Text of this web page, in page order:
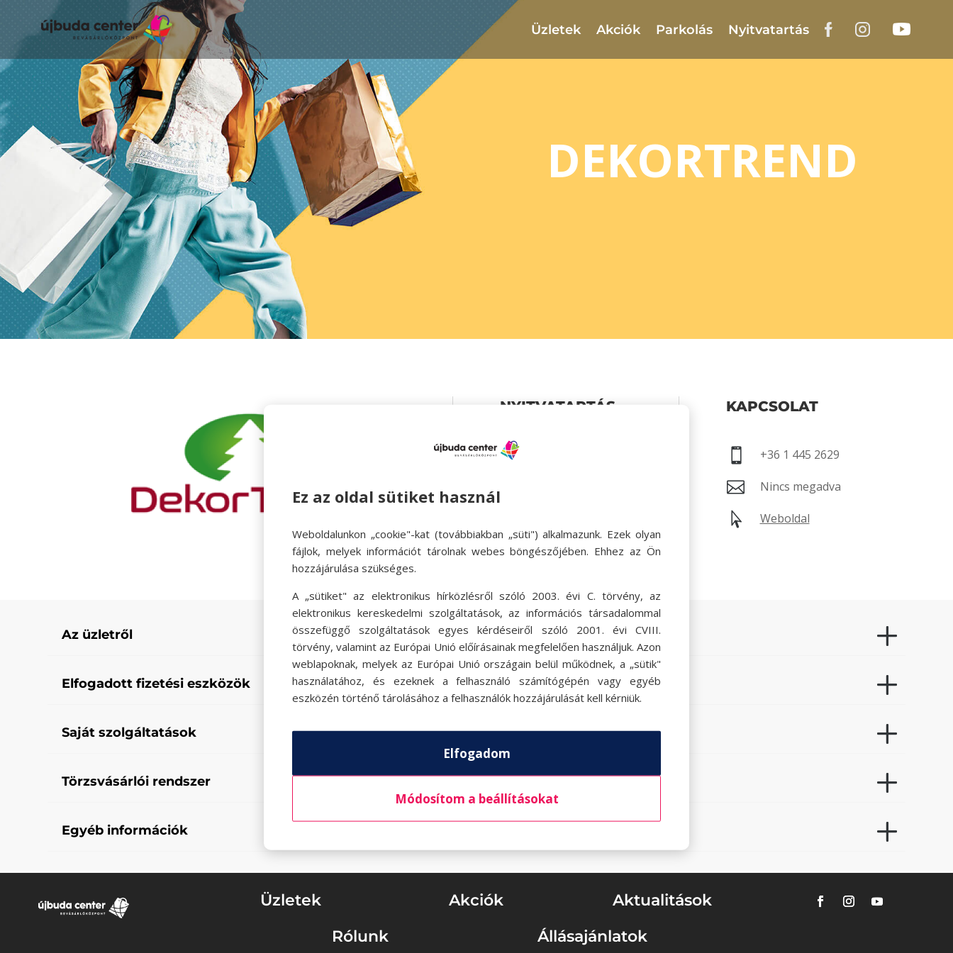
Üzletek Akciók Parkolás Nyitvatartás
DEKORTREND
NYITVATARTÁS

KAPCSOLAT
 +36 1 445 2629
 Nincs megadva
 Weboldal
Az üzletről
Elfogadott fizetési eszközök
Saját szolgáltatások
Törzsvásárlói rendszer
Egyéb információk
Üzletek Akciók
Aktualitások
Rólunk
Állásajánlatok
Ez az oldal sütiket használ
Weboldalunkon „cookie"-kat (továbbiakban „süti") alkalmazunk. Ezek olyan
fájlok, melyek információt tárolnak webes böngészőjében. Ehhez az Ön
hozzájárulása szükséges.
A „sütiket" az elektronikus hírközlésről szóló 2003. évi C. törvény, az
elektronikus kereskedelmi szolgáltatások, az információs társadalommal
összefüggő szolgáltatások egyes kérdéseiről szóló 2001. évi CVIII.
törvény, valamint az Európai Unió előírásainak megfelelően használjuk. Azon
weblapoknak, melyek az Európai Unió országain belül működnek, a „sütik"
használatához, és ezeknek a felhasználó számítógépén vagy egyéb
eszközén történő tárolásához a felhasználók hozzájárulását kell kérniük.
Elfogadom
Módosítom a beállításokat